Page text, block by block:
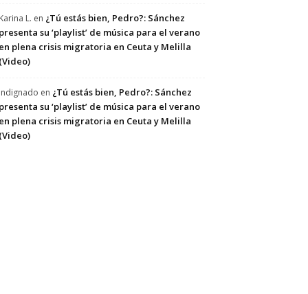
Karina L. en ¿Tú estás bien, Pedro?: Sánchez
presenta su ‘playlist’ de música para el verano
en plena crisis migratoria en Ceuta y Melilla
(Video)
Indignado en ¿Tú estás bien, Pedro?: Sánchez
presenta su ‘playlist’ de música para el verano
en plena crisis migratoria en Ceuta y Melilla
(Video)